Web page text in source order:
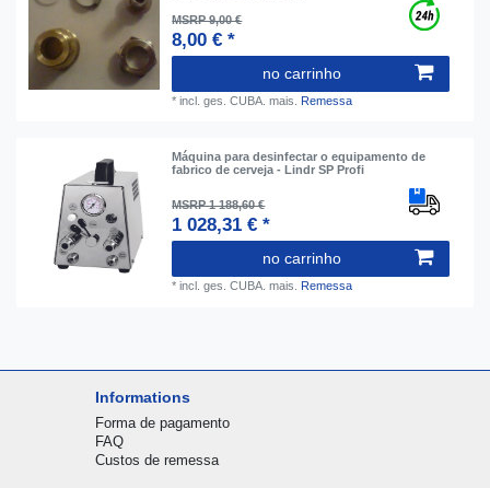
MSRP 9,00 €
8,00 € *
no carrinho
*incl. ges. CUBA. mais. Remessa
Máquina para desinfectar o equipamento de
fabrico de cerveja - Lindr SP Profi
MSRP 1 188,60 €
1 028,31 € *
no carrinho
*incl. ges. CUBA. mais. Remessa
Informations
Forma de pagamento
FAQ
Custos de remessa